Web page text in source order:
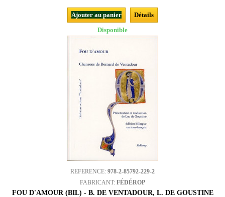
Ajouter au panier
Détails
Disponible
REFERENCE: 978-2-85792-229-2
FABRICANT: FÉDÉROP
FOU D'AMOUR (BIL) - B. DE VENTADOUR, L. DE GOUSTINE